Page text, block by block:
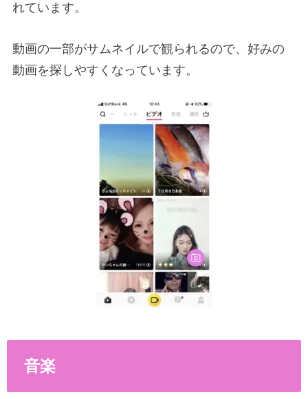
れています。
動画の一部がサムネイルで観られるので、好みの
動画を探しやすくなっています。
音楽